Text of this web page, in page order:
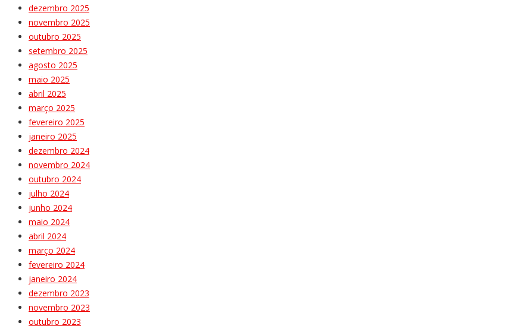
dezembro 2025
novembro 2025
outubro 2025
setembro 2025
agosto 2025
maio 2025
abril 2025
março 2025
fevereiro 2025
janeiro 2025
dezembro 2024
novembro 2024
outubro 2024
julho 2024
junho 2024
maio 2024
abril 2024
março 2024
fevereiro 2024
janeiro 2024
dezembro 2023
novembro 2023
outubro 2023